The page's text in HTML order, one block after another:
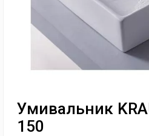
Умивальник
150